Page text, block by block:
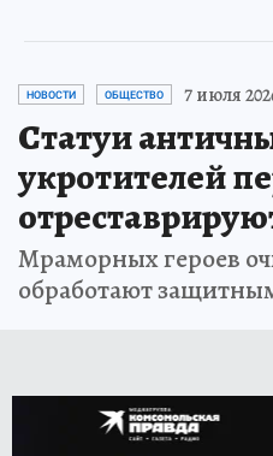
НОВОСТИ ОБЩЕСТВО 7 июля
Статуи
укротителей
Мраморных героев
обработают